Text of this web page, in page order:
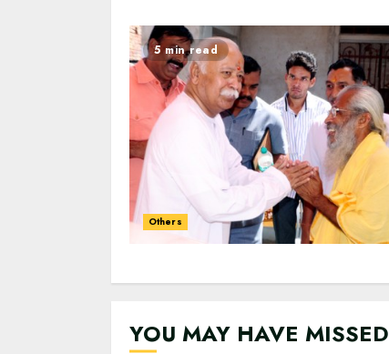
5 min read
Others
YOU MAY HAVE MISSED